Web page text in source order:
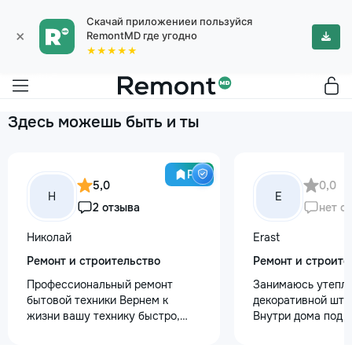
×
Скачай приложениеи пользуйся
RemontMD где угодно
★★★★★
Здесь можешь быть и ты
Pro
Н
5,0
2 отзыва
Николай
Ремонт и строительство
Профессиональный ремонт
бытовой техники Вернем к
жизни вашу технику быстро,
E
0,0
нет
Erast
Ремонт и
Занимаюсь
декоративной
Внутри дома под